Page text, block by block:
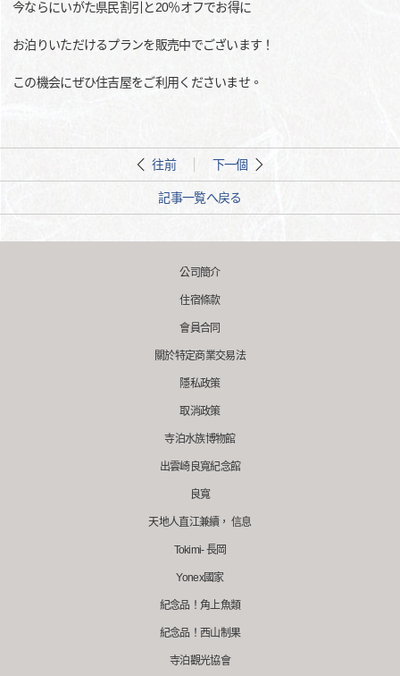
今ならにいがた県民割引と20％オフでお得に
お泊りいただけるプランを販売中でございます！
この機会にぜひ住吉屋をご利用くださいませ。
往前 下一個
記事一覧へ戻る
公司簡介
住宿條款
會員合同
關於特定商業交易法
隱私政策
取消政策
寺泊水族博物館
出雲崎良寬紀念館
良寬
天地人直江兼續， 信息
Tokimi- 長岡
Yonex國家
紀念品！角上魚類
紀念品！西山制果
寺泊觀光協會